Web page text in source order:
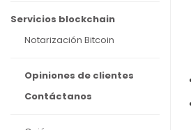
Servicios blockchain
Notarización Bitcoin
Opiniones de clientes
Contáctanos